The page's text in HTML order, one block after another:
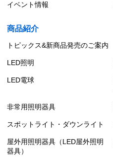
イベント情報
商品紹介
トピックス&新商品発売のご案内
LED照明
LED電球
非常用照明器具
スポットライト・ダウンライト
屋外用照明器具（LED屋外照明
器具）